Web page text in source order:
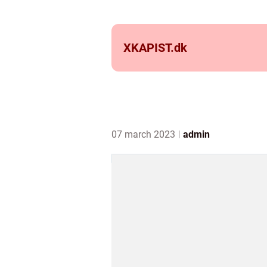
XKAPIST.dk
07 march 2023 admin